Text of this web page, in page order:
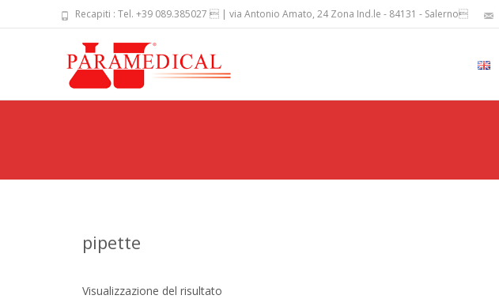
Recapiti : Tel. +39 089.385027  | via Antonio Amato, 24 Zona Ind.le - 84131 - Salerno
pipette
Visualizzazione del risultato